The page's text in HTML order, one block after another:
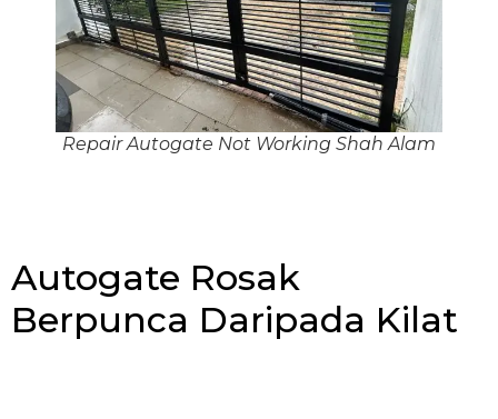
Repair Autogate Not Working Shah Alam
Autogate Rosak
Berpunca Daripada Kilat